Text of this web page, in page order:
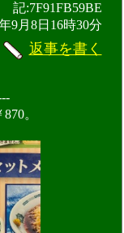
記:7F91FB59BE
9月8日16時30分
返事を書く
。